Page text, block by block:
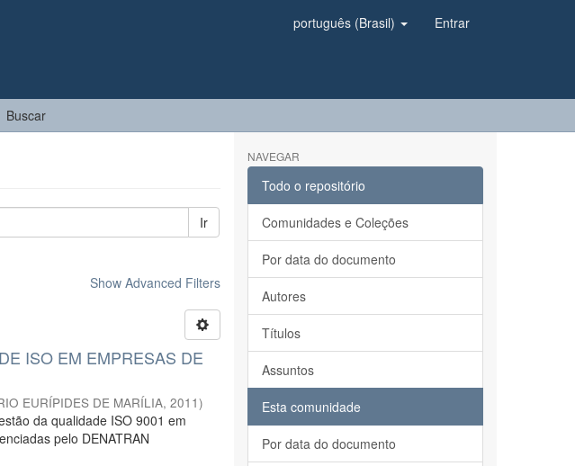
português (Brasil) Entrar
Buscar
Ir
Show Advanced Filters
ISO EM EMPRESAS DE
EURÍPIDES DE MARÍLIA,2011)
da qualidade ISO 9001 em
pelo DENATRAN
NAVEGAR
Todo o repositório
Comunidades e Coleções
Por data do documento
Autores
Títulos
Assuntos
Esta comunidade
Por data do documento